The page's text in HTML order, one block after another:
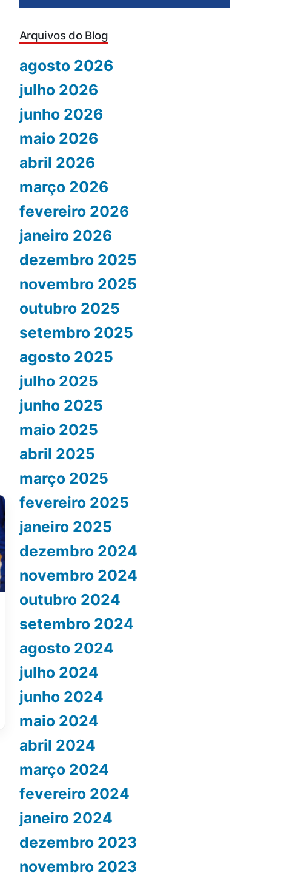
Arquivos do Blog
agosto 2026
julho 2026
junho 2026
maio 2026
abril 2026
março 2026
fevereiro 2026
janeiro 2026
dezembro 2025
novembro 2025
outubro 2025
setembro 2025
agosto 2025
julho 2025
junho 2025
maio 2025
abril 2025
março 2025
fevereiro 2025
janeiro 2025
dezembro 2024
novembro 2024
outubro 2024
setembro 2024
agosto 2024
julho 2024
junho 2024
maio 2024
abril 2024
março 2024
fevereiro 2024
janeiro 2024
dezembro 2023
novembro 2023